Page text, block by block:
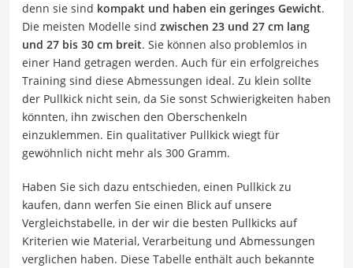
denn sie sind kompakt und haben ein geringes Gewicht.
Die meisten Modelle sind zwischen 23 und 27 cm lang
und 27 bis 30 cm breit. Sie können also problemlos in
einer Hand getragen werden. Auch für ein erfolgreiches
Training sind diese Abmessungen ideal. Zu klein sollte
der Pullkick nicht sein, da Sie sonst Schwierigkeiten haben
könnten, ihn zwischen den Oberschenkeln
einzuklemmen. Ein qualitativer Pullkick wiegt für
gewöhnlich nicht mehr als 300 Gramm.
Haben Sie sich dazu entschieden, einen Pullkick zu
kaufen, dann werfen Sie einen Blick auf unsere
Vergleichstabelle, in der wir die besten Pullkicks auf
Kriterien wie Material, Verarbeitung und Abmessungen
verglichen haben. Diese Tabelle enthält auch bekannte